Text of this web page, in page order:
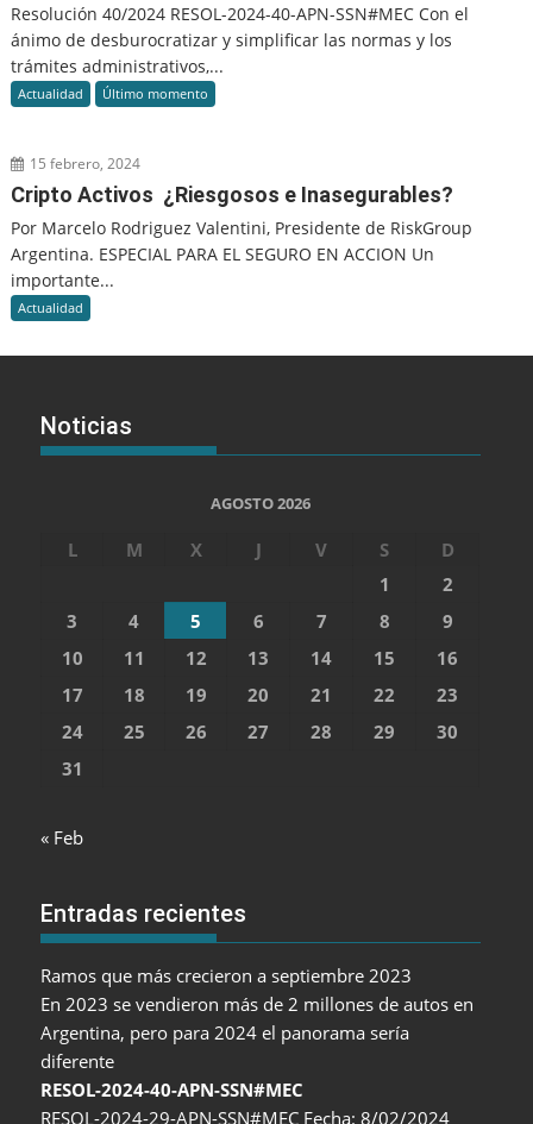
Resolución 40/2024 RESOL-2024-40-APN-SSN#MEC Con el
ánimo de desburocratizar y simplificar las normas y los
trámites administrativos,...
Actualidad Último momento
15 febrero, 2024
Cripto Activos ¿Riesgosos e Inasegurables?
Por Marcelo Rodriguez Valentini, Presidente de RiskGroup
Argentina. ESPECIAL PARA EL SEGURO EN ACCION Un
importante...
Actualidad
Noticias
AGOSTO 2026
L M X J V S
D
1
2
3
4 5 6 7 8
9
10
11 12 13 14 15
16
17
18 19 20 21 22
23
24
25 26 27 28 29
30
31
« Feb
Entradas recientes
Ramos que más crecieron a septiembre 2023
En 2023 se vendieron más de 2 millones de autos en
Argentina, pero para 2024 el panorama sería
diferente
RESOL-2024-40-APN-SSN#MEC
RESOL-2024-29-APN-SSN#MEC Fecha: 8/02/2024